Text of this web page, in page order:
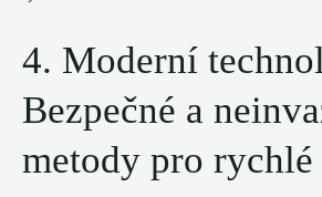
4. Moderní
Bezpečné a
metody pro